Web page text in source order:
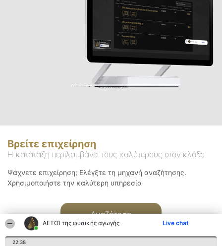
ΑΕΤΟΊ της φυσικής αγωγής Live chat
22:38
Βρείτε επιχείρηση
Η κατάταξη περιλαμβάνει τους καλύτερους στον κλάδο
Ψάχνετε επιχείρηση; Ελέγξτε τη μηχανή αναζήτησης.
Χρησιμοποιήστε την καλύτερη υπηρεσία
Αναζήτηση